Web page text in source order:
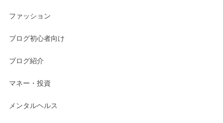
ファッション
ブログ初心者向け
ブログ紹介
マネー・投資
メンタルヘルス